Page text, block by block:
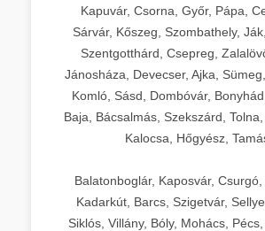
Kapuvár, Csorna, Győr, Pápa,
Sárvár, Kőszeg, Szombathely,
Szentgotthárd, Csepreg,
Jánosháza, Devecser, Ajka,
Komló, Sásd, Dombóvár,
Baja, Bácsalmás, Szekszárd,
Kalocsa, Hőgyész,
Balatonboglár, Kaposvár, Csurgó,
Kadarkút, Barcs, Szigetvár,
Siklós, Villány, Bóly, Mohács,